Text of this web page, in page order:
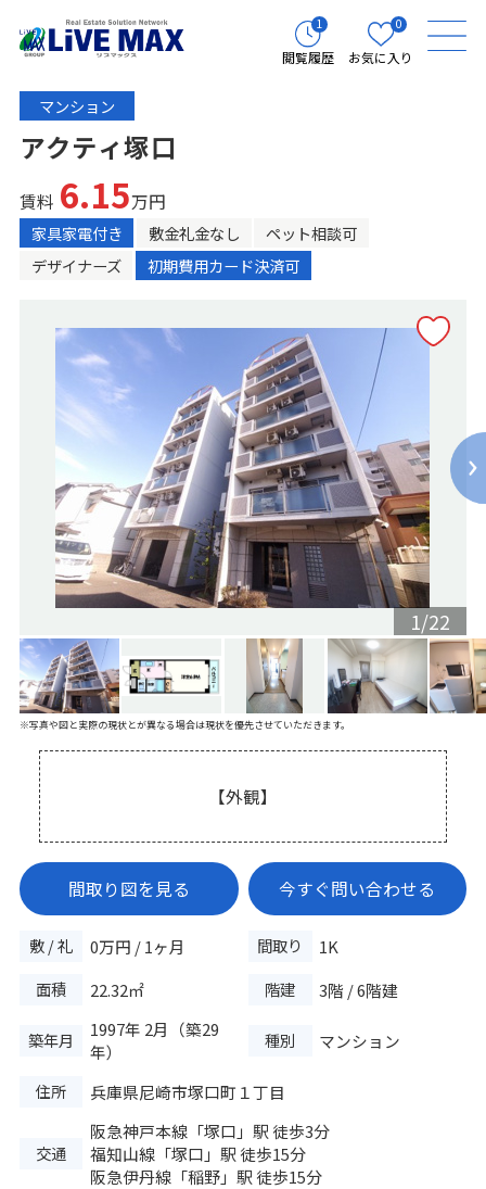
1
閲覧履歴
0
お気に入り
マンション
アクティ塚口
賃料 6.15万円
家具家電付き 敷金礼金なし
ペット相談可
デザイナーズ
初期費用カード決済可
1/22
※写真や図と実際の現状とが異なる場合は現状を優先させていただきます。
【外観】
間取り図を見る 今すぐ問い合わせる
敷 / 礼 0万円 / 1ヶ月 間取り
1K
面積
22.32㎡ 階建 3階 / 6階建
築年月
1997年 2月（築29
年）
種別 マンション
住所 兵庫県尼崎市塚口町１丁目
交通
阪急神戸本線「塚口 」駅 徒歩3分
福知山線「塚口 」駅 徒歩15分
阪急伊丹線「稲野」駅 徒歩15分